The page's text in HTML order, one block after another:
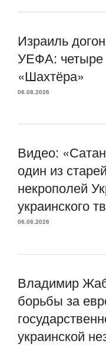
Израиль
УЕФА: четыре
«Шахтёра»
06.08.2026
Видео:
один из
некрополей
украинского
06.08.2026
Владимир
борьбы за
украинской